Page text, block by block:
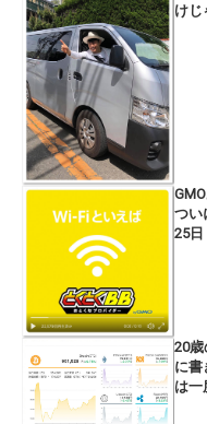
けじ
つい
25日
20
に書
は一